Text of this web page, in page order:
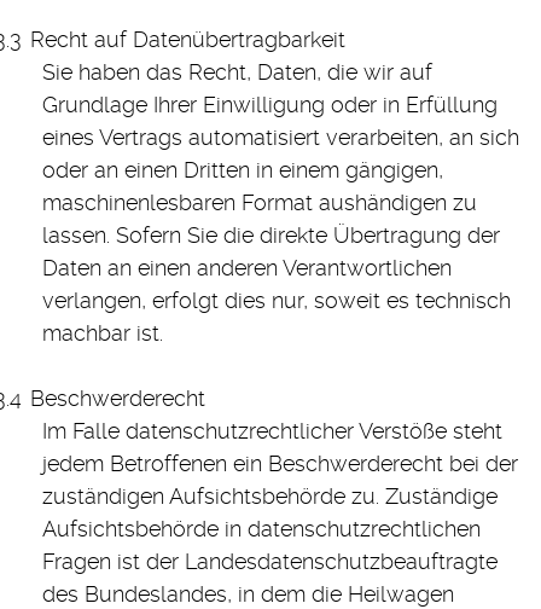
Recht auf Datenübertragbarkeit
Sie haben das Recht, Daten, die wir auf
Grundlage Ihrer Einwilligung oder in Erfüllung
eines Vertrags automatisiert verarbeiten, an sich
oder an einen Dritten in einem gängigen,
maschinenlesbaren Format aushändigen zu
lassen. Sofern Sie die direkte Übertragung der
Daten an einen anderen Verantwortlichen
verlangen, erfolgt dies nur, soweit es technisch
machbar ist.
Beschwerderecht
Im Falle datenschutzrechtlicher Verstöße steht
jedem Betroffenen ein Beschwerderecht bei der
zuständigen Aufsichtsbehörde zu. Zuständige
Aufsichtsbehörde in datenschutzrechtlichen
Fragen ist der Landesdatenschutzbeauftragte
des Bundeslandes, in dem die Heilwagen